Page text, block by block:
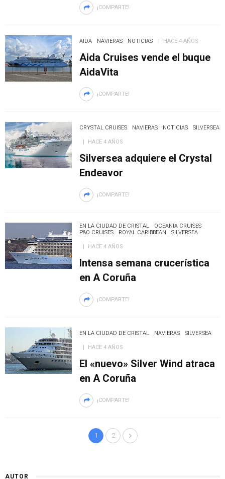
¡COMPARTE!
AIDA NAVIERAS NOTICIAS HACE 4 AÑOS
Aida Cruises vende el buque
AidaVita
¡COMPARTE!
CRYSTAL CRUISES NAVIERAS NOTICIAS SILVERSEA
HACE 4 AÑOS
Silversea adquiere el Crystal
Endeavor
¡COMPARTE!
EN LA CIUDAD DE CRISTAL
OCEANIA CRUISES
P&O CRUISES
ROYAL CARIBBEAN SILVERSEA
HACE 4 AÑOS
Intensa semana crucerística
en A Coruña
¡COMPARTE!
EN LA CIUDAD DE CRISTAL NAVIERAS SILVERSEA
HACE 4 AÑOS
El «nuevo» Silver Wind atraca
en A Coruña
¡COMPARTE!
1 2
AUTOR